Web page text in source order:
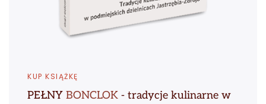
KUP KSIĄŻKĘ
PEŁNY BONCLOK - tradycje kulinarne w